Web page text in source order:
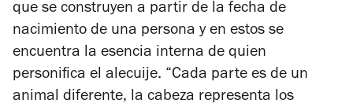
que se construyen a partir de la fecha de
nacimiento de una persona y en estos se
encuentra la esencia interna de quien
personifica el alecuije. “Cada parte es de un
animal diferente, la cabeza representa los